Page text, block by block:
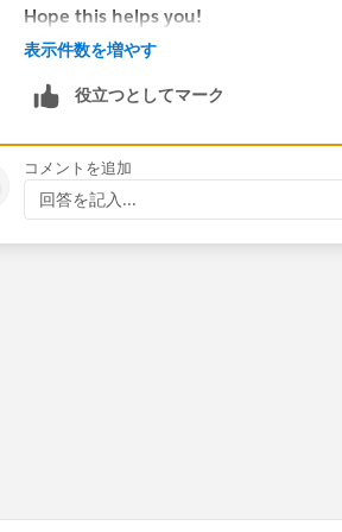
Hope this helps you!
If this helps you, please mark it as
Sandhya
表示件数を増やす
役立つとしてマーク
コメントを追加
回答を記入...